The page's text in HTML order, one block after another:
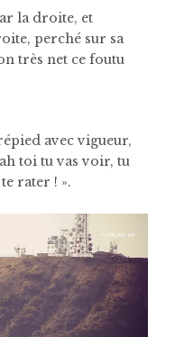
la droite, et
perché sur sa
très net ce foutu
avec vigueur,
toi tu vas voir, tu
rater ! ».